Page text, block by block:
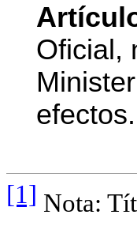
Oficial,
efectos.
[1] Nota: